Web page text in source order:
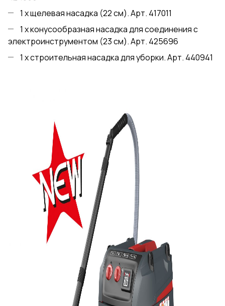
1 x щелевая насадка (22 см). Aрт. 417011
1 x конусообразная насадка для соединения с
электроинструментом (23 см). Aрт. 425696
1 x строительная насадка для уборки. Арт. 440941